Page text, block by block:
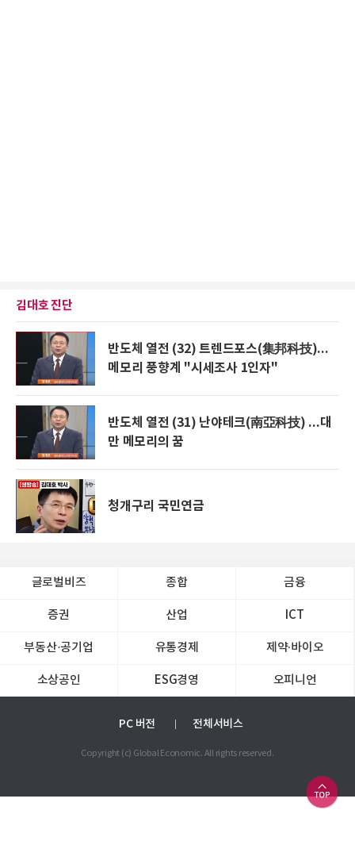
김대호 진단
반도체 열전 (32) 트렌드포스(集邦科技)...
메모리 풍향계 "시세조사 1인자"
반도체 열전 (31) 난야테크(南亞科技) ...대
만 메모리의 꿈
청개구리 국민연금
글로벌비즈 종합 금융
증권 산업 ICT
부동산·공기업 유통경제 제약∙바이오
소상공인 ESG경영 오피니언
PC 버전 전체서비스
Copyright (c) Global Economic. All rights reserved.